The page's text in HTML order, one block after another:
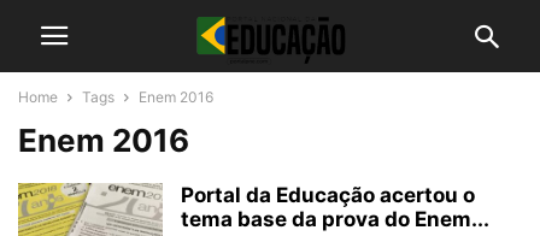
Home Tags Enem 2016
Enem 2016
Portal da Educação acertou o
tema base da prova do Enem...